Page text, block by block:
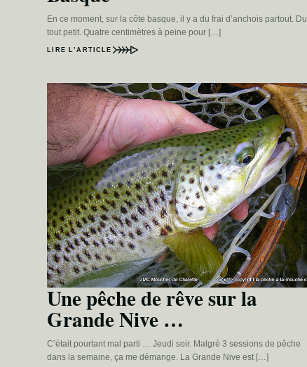
En ce moment, sur la côte basque, il y a du frai d’anchois partout. Du
tout petit. Quatre centimètres à peine pour […]
LIRE L’ARTICLE
Une pêche de rêve sur la
Grande Nive …
C’était pourtant mal parti … Jeudi soir. Malgré 3 sessions de pêche
dans la semaine, ça me démange. La Grande Nive est […]